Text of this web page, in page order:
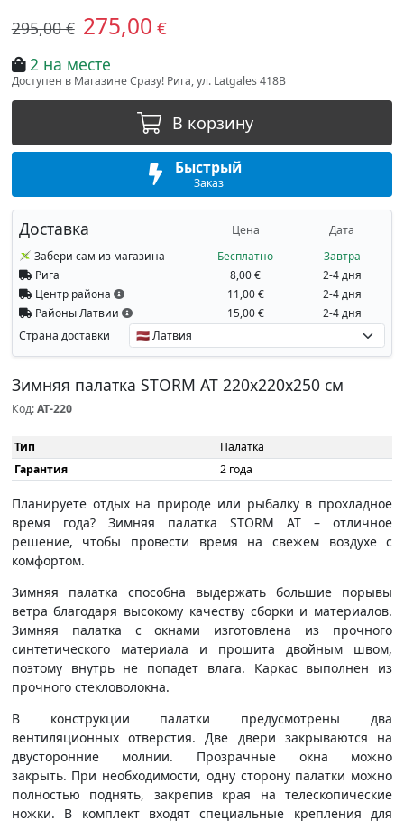
295,00 € 275,00 €
2 на месте
Доступен в Магазине Сразу! Рига, ул. Latgales 418B
В корзину
Быстрый
Заказ
Доставка Цена Дата
Забери сам из магазина Бесплатно
Завтра
Рига
8,00 €
2-4 дня
Центр района
11,00 €
2-4 дня
Районы Латвии
15,00 € 2-4 дня
Страна доставки
Зимняя палатка STORM AT 220x220x250 см
Код:AT-220
Тип
Палатка
Гарантия
2 года
Планируете отдых на природе или рыбалку в прохладное
время года? Зимняя палатка STORM AT – отличное
решение, чтобы провести время на свежем воздухе с
комфортом.
Зимняя палатка способна выдержать большие порывы
ветра благодаря высокому качеству сборки и материалов.
Зимняя палатка с окнами изготовлена из прочного
синтетического материала и прошита двойным швом,
поэтому внутрь не попадет влага. Каркас выполнен из
прочного стекловолокна.
В конструкции палатки предусмотрены два
вентиляционных отверстия. Две двери закрываются на
двусторонние молнии. Прозрачные окна можно
закрыть. При необходимости, одну сторону палатки можно
полностью поднять, закрепив края на телескопические
ножки. В комплект входят специальные крепления для